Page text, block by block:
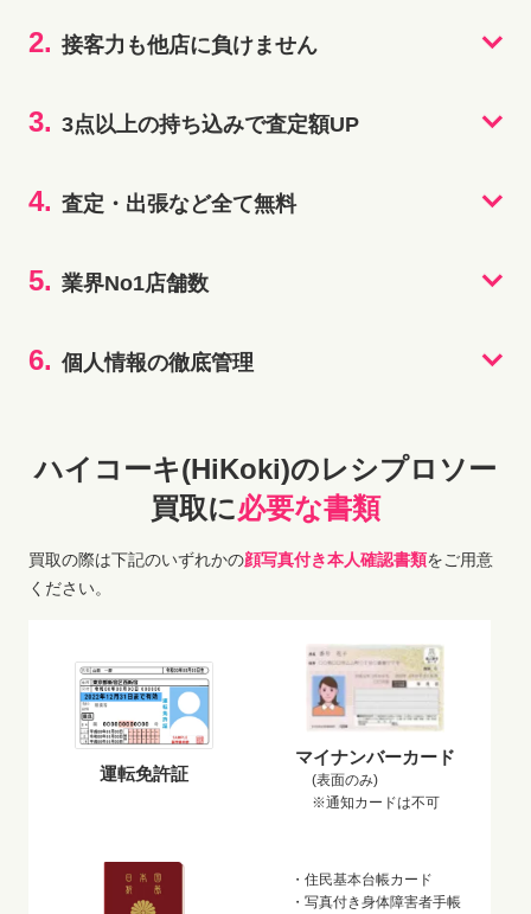
2. 接客力も他店に負けません
3. 3点以上の持ち込みで査定額UP
4. 査定・出張など全て無料
5. 業界No1店舗数
6. 個人情報の徹底管理
ハイコーキ(HiKoki)のレシプロソー
買取に必要な書類
買取の際は下記のいずれかの顔写真付き本人確認書類をご用意
ください。
運転免許証
マイナンバーカード
(表面のみ)
※通知カードは不可
・住民基本台帳カード
・写真付き身体障害者手帳